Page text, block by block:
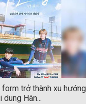
form trở thành xu hướng
Hàn...